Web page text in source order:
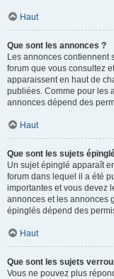
Haut
Que sont les annonces ?
Les annonces contiennent
forum que vous consultez
apparaissent en haut de
publiées. Comme pour les
annonces dépend des
Haut
Que sont les sujets
Un sujet épinglé apparaît
forum dans lequel il a été
importantes et vous devez
annonces et les annonces
épinglés dépend des
Haut
Que sont les sujets
Vous ne pouvez plus